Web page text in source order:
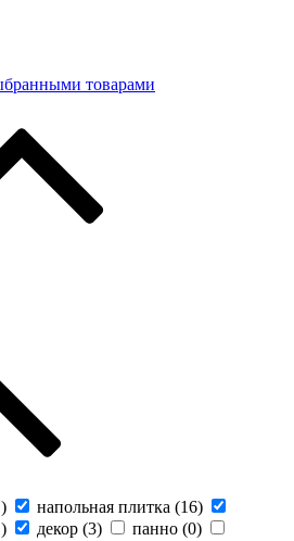
товарами
) напольная плитка (16)
) декор (3) панно (0)